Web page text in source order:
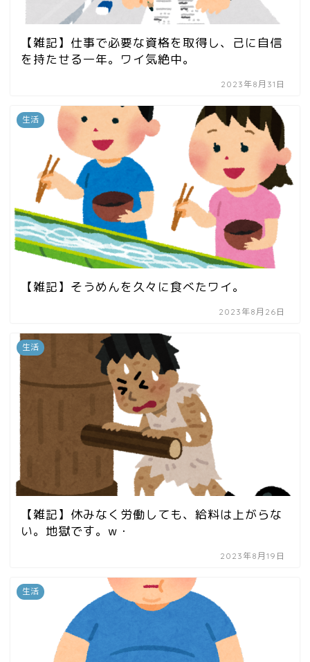
【雑記】仕事で必要な資格を取得し、己に自信
を持たせる一年。ワイ気絶中。
2023年8月31日
生活
【雑記】そうめんを久々に食べたワイ。
2023年8月26日
生活
【雑記】休みなく労働しても、給料は上がらな
い。地獄です。w・
2023年8月19日
生活